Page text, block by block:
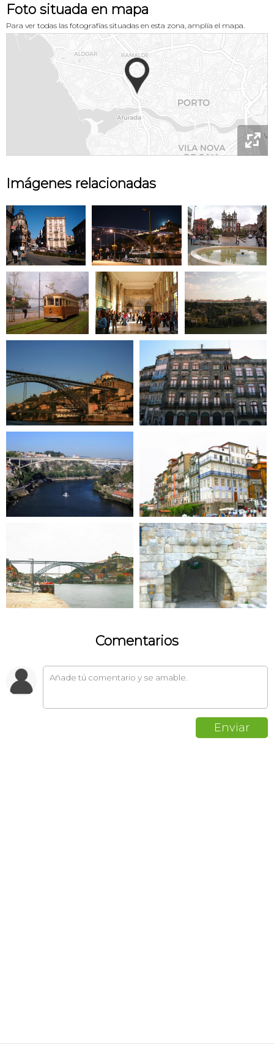
Foto situada en mapa
Para ver todas las fotografías situadas en esta zona, amplía el mapa.

Imágenes relacionadas
Comentarios